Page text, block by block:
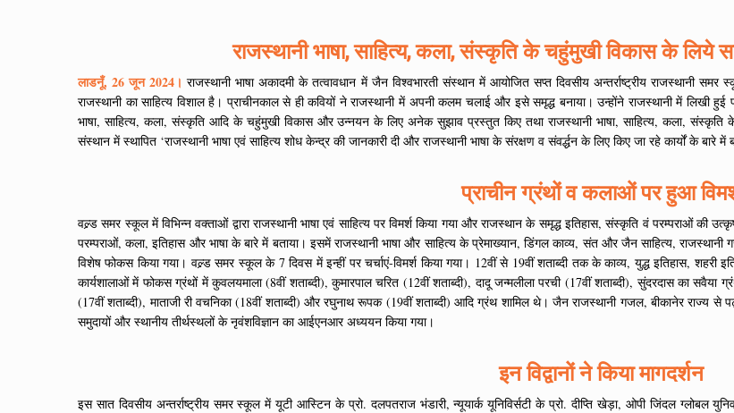
राजस्थानी भाषा, साहित्य, कला, संस्कृति के चहुंमुखी विकास के लिये
लाडनूँ, 26 जून 2024। राजस्थानी भाषा अकादमी के तत्वावधान में जैन विश्वभारती संस्थान में आयोजित सप्त दिवसीय अन्तर्राष्ट्रीय राजस्थानी
राजस्थानी का साहित्य विशाल है। प्राचीनकाल से ही कवियों ने राजस्थानी में अपनी कलम चलाई और इसे समृद्ध बनाया। उन्होंने राजस्थानी में लिखी
भाषा, साहित्य, कला, संस्कृति आदि के चहुंमुखी विकास और उन्नयन के लिए अनेक सुझाव प्रस्तुत किए तथा राजस्थानी भाषा, साहित्य, कला, संस्कृति
संस्थान में स्थापित ‘राजस्थानी भाषा एवं साहित्य शोध केन्द्र की जानकारी दी और राजस्थानी भाषा के संरक्षण व संवर्द्धन के लिए किए जा रहे कार्यों के बारे में
प्राचीन ग्रंथों व कलाओं पर हुआ
वल्र्ड समर स्कूल में विभिन्न वक्ताओं द्वारा राजस्थानी भाषा एवं साहित्य पर विमर्श किया गया और राजस्थान के समृद्ध इतिहास, संस्कृति वं परम्पराओं की
परम्पराओं, कला, इतिहास और भाषा के बारे में बताया। इसमें राजस्थानी भाषा और साहित्य के प्रेमाख्यान, डिंगल काव्य, संत और जैन साहित्य,
विशेष फोकस किया गया। वल्र्ड समर स्कूल के 7 दिवस में इन्हीं पर चर्चाएं-विमर्श किया गया। 12वीं से 19वीं शताब्दी तक के काव्य, युद्ध इतिहास, शहरी
कार्यशालाओं में फोकस ग्रंथों में कुवलयमाला (8वीं शताब्दी), कुमारपाल चरित (12वीं शताब्दी), दादू जन्मलीला परची (17वीं शताब्दी), सुंदरदास का सवैया
(17वीं शताब्दी), माताजी री वचनिका (18वीं शताब्दी) और रघुनाथ रूपक (19वीं शताब्दी) आदि ग्रंथ शामिल थे। जैन राजस्थानी गजल, बीकानेर राज्य
समुदायों और स्थानीय तीर्थस्थलों के नृवंशविज्ञान का आईएनआर अध्ययन किया गया।
इन विद्वानों ने किया मागदर्शन
इस सात दिवसीय अन्तर्राष्ट्रीय समर स्कूल में यूटी आस्टिन के प्रो. दलपतराज भंडारी, न्यूयार्क यूनिविर्सटी के प्रो. दीप्ति खेड़ा, ओपी जिंदल ग्लोबल